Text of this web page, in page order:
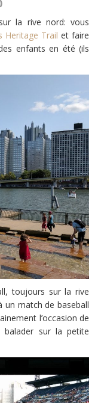
la rive nord: vous
Heritage Trail et faire
enfants en été (ils
toujours sur la rive
un match de baseball
l’occasion de
sur la petite